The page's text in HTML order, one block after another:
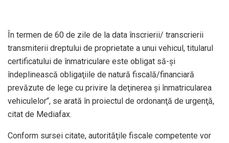
În termen de 60 de zile de la data înscrierii/ transcrierii
transmiterii dreptului de proprietate a unui vehicul, titularul
certificatului de înmatriculare este obligat să-şi
îndeplinească obligaţiile de natură fiscală/financiară
prevăzute de lege cu privire la deţinerea şi înmatricularea
vehiculelor’‘, se arată în proiectul de ordonanţă de urgenţă,
citat de Mediafax.
Conform sursei citate, autorităţile fiscale competente vor